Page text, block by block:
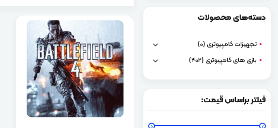
دسته‌های محصولات
تجهیزات کامپیوتری(0)
بازی های کامپیوتری(402)
فیلتر براساس قیمت: